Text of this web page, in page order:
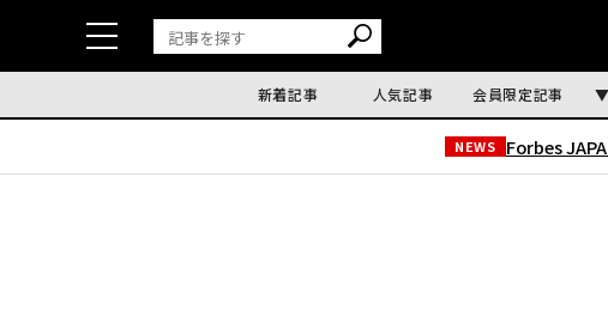
新着記事 人気記事 会員限定記事
NEWS Forbes